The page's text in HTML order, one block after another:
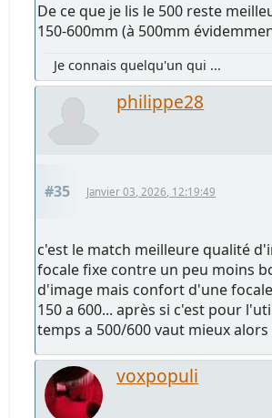
De ce que je lis le 500 reste
150-600mm (à 500mm
Je connais quelqu'un qui ...
philippe28
#35 Janvier 03, 2026, 12:19:49
c'est le match meilleure qualité
focale fixe contre un peu moins
d'image mais confort d'une
150 a 600... après si c'est pour
temps a 500/600 vaut mieux alors
voxpopuli